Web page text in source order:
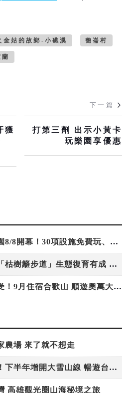
金姑的故鄉-小礁溪 匏崙村
蘭
獲
下一篇
打第三劑 出示小黃卡
玩樂園享優惠
高雄最大親子遊樂園8/8開幕！30項設施免費玩、YOYO家族嗨翻暑假
虎頭埤森林秘境！「枯樹籬步道」生態復育有成 走進大自然生命教室
一趟旅程、雙重享受！9月住宿合歡山 順遊奧萬大10元優惠入園
農場 來了就不想走
台灣好行／新路線！下半年增開大雪山線 暢遊台中更便利
高雄觀光圈山海秘境之旅